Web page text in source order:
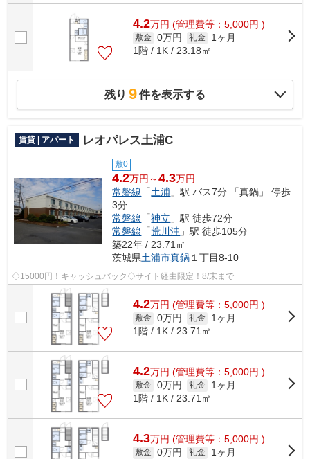
4.2万円 (管理費等：5,000円 )
敷金 0万円 礼金
1ヶ月
1階 / 1K / 23.18㎡
残り 9件を表示する
賃貸 | アパート レオパレス土浦C
敷0
4.2万円～4.3万円
常磐線 「土浦 」駅 バス7分 「真鍋」 停歩
3分
常磐線 「神立 」駅 徒歩72分
常磐線 「荒川沖 」駅 徒歩105分
築22年 / 23.71㎡
茨城県土浦市真鍋 １丁目8-10
◇15000円！キャッシュバック◇サイト経由限定！8/末まで
4.2万円 (管理費等：5,000円 )
敷金 0万円 礼金
1ヶ月
1階 / 1K / 23.71㎡
4.2万円 (管理費等：5,000円 )
敷金 0万円 礼金
1ヶ月
1階 / 1K / 23.71㎡
4.3万円 (管理費等：5,000円 )
敷金 0万円 礼金
1ヶ月